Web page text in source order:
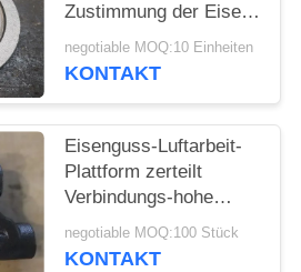
Zustimmung der Eisen-
Produkt-PHC ISO9001
negotiable MOQ:10 Einheiten
KONTAKT
Eisenguss-Luftarbeit-
Plattform zerteilt
Verbindungs-hohe
Casting-Qualität mit
PPMs 1000
negotiable MOQ:100 Stück
KONTAKT